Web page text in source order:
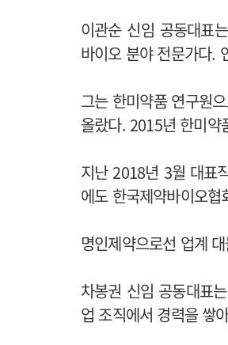
이관순 신임 공동대표
바이오 분야 전문가다.
그는 한미약품 연구원
올랐다. 2015년 한미약
지난 2018년 3월 대표
에도 한국제약바이오
명인제약으로선 업계
차봉권 신임 공동대표
업 조직에서 경력을 쌓